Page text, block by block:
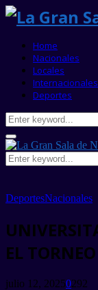
Home
Nacionales
Locales
Internacionales
Deportes
Search
for:
Primary
Menu
Search
for:
DeportesNacionales
EL
julio 12, 20250292